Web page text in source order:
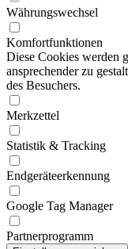
Währungswechsel
Komfortfunktionen
Diese Cookies werden
ansprechender zu
des Besuchers.
Merkzettel
Statistik & Tracking
Endgeräteerkennung
Google Tag Manager
Partnerprogramm